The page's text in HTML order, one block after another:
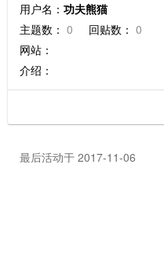
用户名： 功夫熊猫
主题数： 0 回贴数： 0
网站：
介绍：
最后活动于 2017-11-06